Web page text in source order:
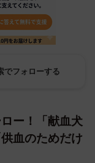
でフォローする
ー！「献血犬
血のためだけ